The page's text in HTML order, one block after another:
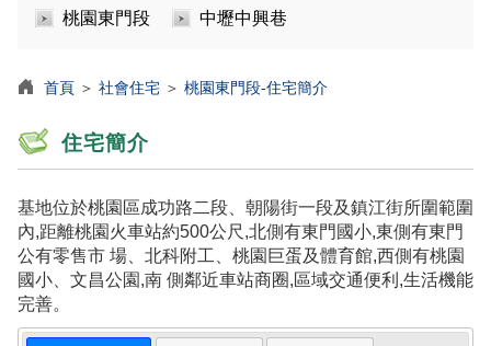
桃園東門段 中壢中興巷
首頁 ＞ 社會住宅 ＞ 桃園東門段-住宅簡介
住宅簡介
基地位於桃園區成功路二段、朝陽街一段及鎮江街所圍範圍
內,距離桃園火車站約500公尺,北側有東門國小,東側有東門
公有零售市 場、北科附工、桃園巨蛋及體育館,西側有桃園
國小、文昌公園,南 側鄰近車站商圈,區域交通便利,生活機能
完善。